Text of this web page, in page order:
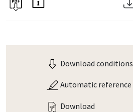
Download conditions
Automatic reference
Download